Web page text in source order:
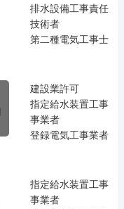
排水設備工事責任
技術者
第二種電気工事士
建設業許可
指定給水装置工事
事業者
登録電気工事業者
指定給水装置工事
事業者